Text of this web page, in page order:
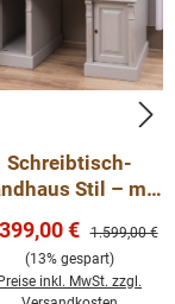
Schreibtisch-
Stil – mit
Farben
€ Regulärer
1.599,00 €
(13% gespart)
Preise inkl. MwSt. zzgl.